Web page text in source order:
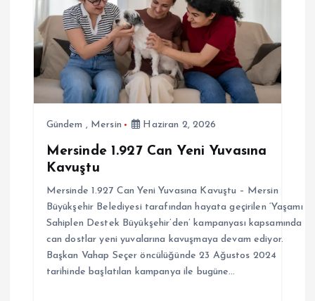
Gündem , Mersin Haziran 2, 2026
Mersinde 1.927 Can Yeni Yuvasına
Kavuştu
Mersinde 1.927 Can Yeni Yuvasına Kavuştu – Mersin
Büyükşehir Belediyesi tarafından hayata geçirilen ‘Yaşamı
Sahiplen Destek Büyükşehir’den’ kampanyası kapsamında
can dostlar yeni yuvalarına kavuşmaya devam ediyor.
Başkan Vahap Seçer öncülüğünde 23 Ağustos 2024
tarihinde başlatılan kampanya ile bugüne…